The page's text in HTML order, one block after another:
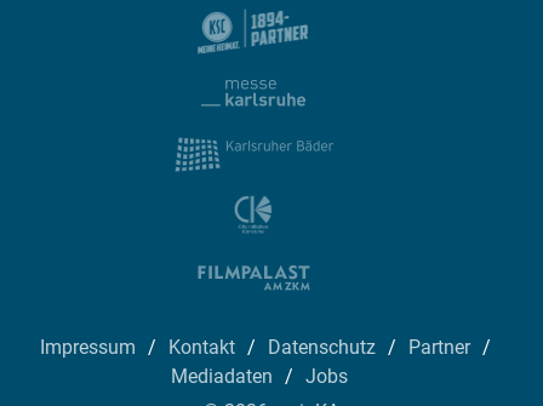
Impressum Kontakt Datenschutz
Partner
Mediadaten
Jobs